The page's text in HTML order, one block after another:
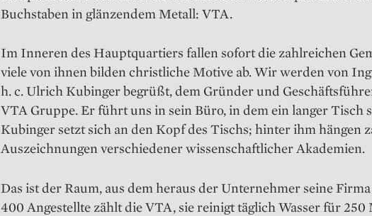
Buch­staben in glänzendem Metall: VTA.
Im Inneren des Hauptquartiers fallen sofort die zahlreichen
viele von ihnen bilden christliche Motive ab. Wir werden von
h. c. Ulrich Kubinger begrüßt, dem Gründer und
VTA Gruppe. Er führt uns in sein Büro, in dem ein langer Tisch
Kubinger setzt sich an den Kopf des Tischs; hinter ihm hängen
Auszeichnungen verschiedener ­wissenschaftlicher Akademien.
Das ist der Raum, aus dem heraus der Unternehmer seine
400 Angestellte zählt die VTA, sie reinigt täglich Wasser für